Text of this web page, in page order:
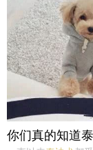
你们真的知道